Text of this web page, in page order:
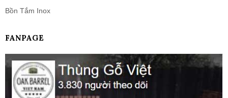
Bồn Tắm Inox
FANPAGE